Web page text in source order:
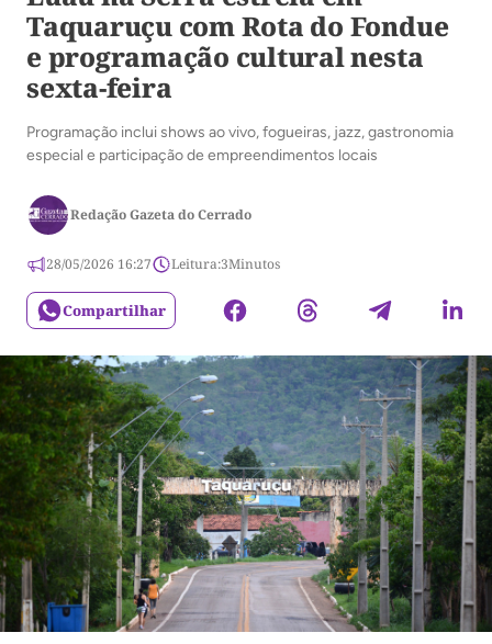
Taquaruçu com Rota do Fondue
e programação cultural nesta
sexta-feira
Programação inclui shows ao vivo, fogueiras, jazz, gastronomia
especial e participação de empreendimentos locais
Redação Gazeta do Cerrado
28/05/2026 16:27 Leitura:3Minutos
Compartilhar